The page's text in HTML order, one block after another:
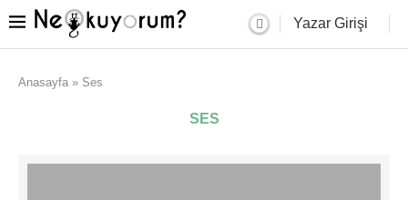
Yazar Girişi
Anasayfa » Ses
SES